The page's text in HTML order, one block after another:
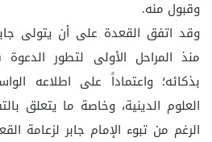
وقبول منه.
وقد اتفق القعدة على أن يتولى
منذ المراحل الأولى لتطور
بذكائه؛ واعتماداً على اطلاعه
العلوم الدينية، وخاصة ما يتعلق
الرغم من تبوء الإمام جابر لزعامة